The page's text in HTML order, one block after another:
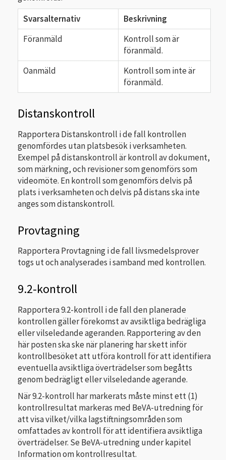
Svarsalternativ
Beskrivning
Föranmäld
Kontroll som är
föranmäld.
Oanmäld
Kontroll som inte är
föranmäld.
Distanskontroll
Rapportera Distanskontroll i de fall kontrollen
genomfördes utan platsbesök i verksamheten.
Exempel på distanskontroll är kontroll av dokument,
som märkning, och revisioner som genomförs som
videomöte. En kontroll som genomförs delvis på
plats i verksamheten och delvis på distans ska inte
anges som distanskontroll.
Provtagning
Rapportera Provtagning i de fall livsmedelsprover
togs ut och analyserades i samband med kontrollen.
9.2-kontroll
Rapportera 9.2-kontroll i de fall den planerade
kontrollen gäller förekomst av avsiktliga bedrägliga
eller vilseledande ageranden. Rapportering av den
här posten ska ske när planering har skett inför
kontrollbesöket att utföra kontroll för att identifiera
eventuella avsiktliga överträdelser som begåtts
genom bedrägligt eller vilseledande agerande.
När 9.2-kontroll har markerats måste minst ett (1)
kontrollresultat markeras med BeVA-utredning för
att visa vilket/vilka lagstiftningsområden som
omfattades av kontroll för att identifiera avsiktliga
överträdelser. Se BeVA-utredning under kapitel
Information om kontrollresultat.